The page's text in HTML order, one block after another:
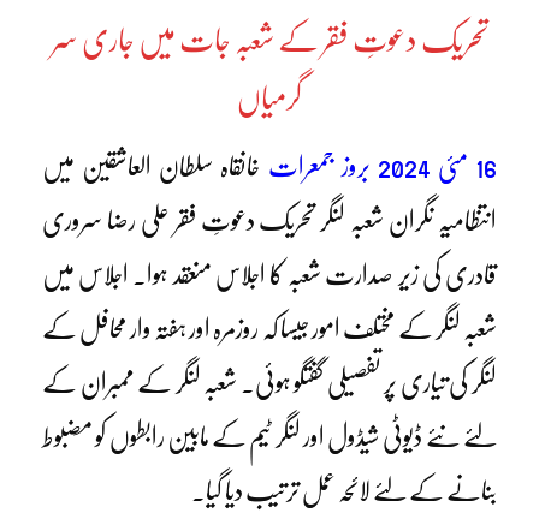
تحریک دعوتِ فقر کے شعبہ جات میں جاری سر
گرمیاں
16 مئی 2024 بروز جمعرات خانقاہ سلطان العاشقین میں
انتظامیہ نگران شعبہ لنگر تحریک دعوتِ فقر علی رضا سروری
قادری کی زیر صدارت شعبہ کا اجلاس منعقد ہوا۔ اجلاس میں
شعبہ لنگر کے مختلف امور جیسا کہ روزمرہ اور ہفتہ وار محافل کے
لنگر کی تیاری پر تفصیلی گفتگو ہوئی۔ شعبہ لنگر کے ممبران کے
لئے نئے ڈیوٹی شیڈول اور لنگر ٹیم کے مابین رابطوں کو مضبوط
بنانے کے لئے لائحہ عمل ترتیب دیا گیا۔